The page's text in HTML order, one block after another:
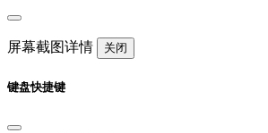
屏幕截图详情 关闭
键盘快捷键